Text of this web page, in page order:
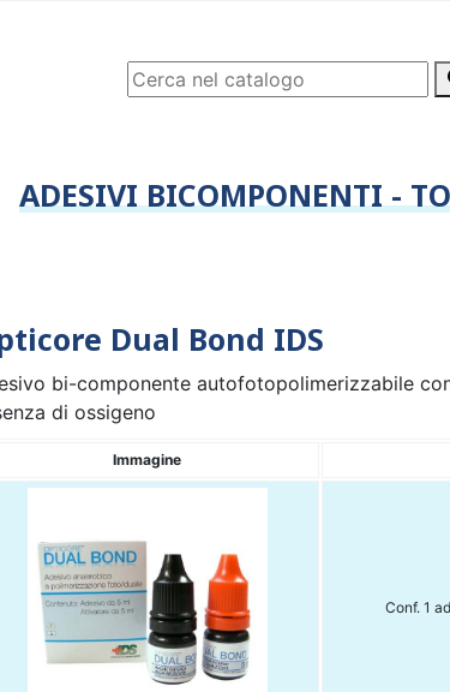
ADESIVI BICOMPONENTI -
Dual Bond IDS
bi-componente autofotopolimerizzabile
di ossigeno
Immagine
Conf. 1